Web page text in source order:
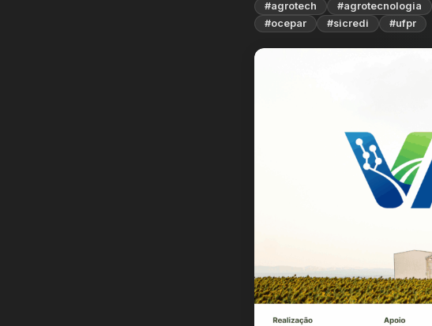
#agrotech #agrotecnologia
#ocepar
#sicredi #ufpr